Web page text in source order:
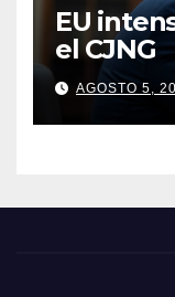
EU
el CJNG
AGOSTO 5,